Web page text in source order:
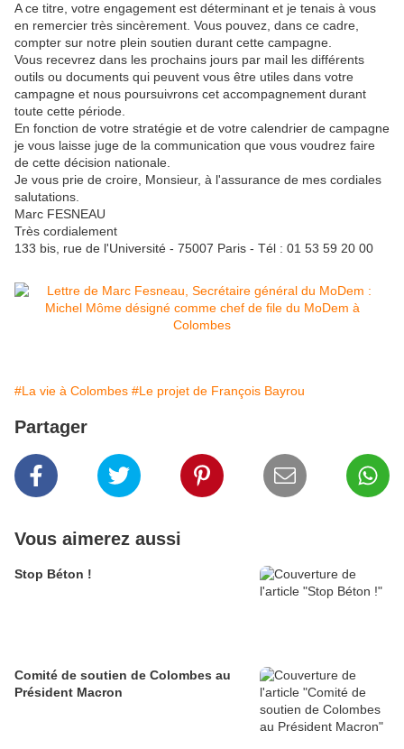
A ce titre, votre engagement est déterminant et je tenais à vous
en remercier très sincèrement. Vous pouvez, dans ce cadre,
compter sur notre plein soutien durant cette campagne.
Vous recevrez dans les prochains jours par mail les différents
outils ou documents qui peuvent vous être utiles dans votre
campagne et nous poursuivrons cet accompagnement durant
toute cette période.
En fonction de votre stratégie et de votre calendrier de campagne
je vous laisse juge de la communication que vous voudrez faire
de cette décision nationale.
Je vous prie de croire, Monsieur, à l'assurance de mes cordiales
salutations.
Marc FESNEAU
Très cordialement
133 bis, rue de l'Université - 75007 Paris - Tél : 01 53 59 20 00
#La vie à Colombes #Le projet de François Bayrou
Partager
Vous aimerez aussi
Stop Béton !
Comité de soutien de Colombes au
Président Macron